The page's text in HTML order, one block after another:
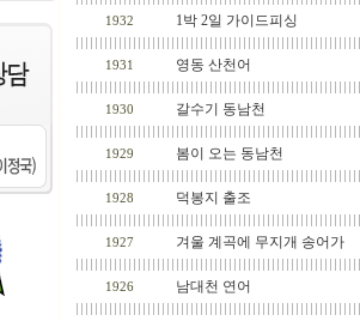
1932 1박 2일 가이드피싱
1931 영동 산천어
1930 갈수기 동남천
1929 봄이 오는 동남천
1928 덕봉지 출조
1927 겨울 계곡에 무지개 송어가
1926 남대천 연어